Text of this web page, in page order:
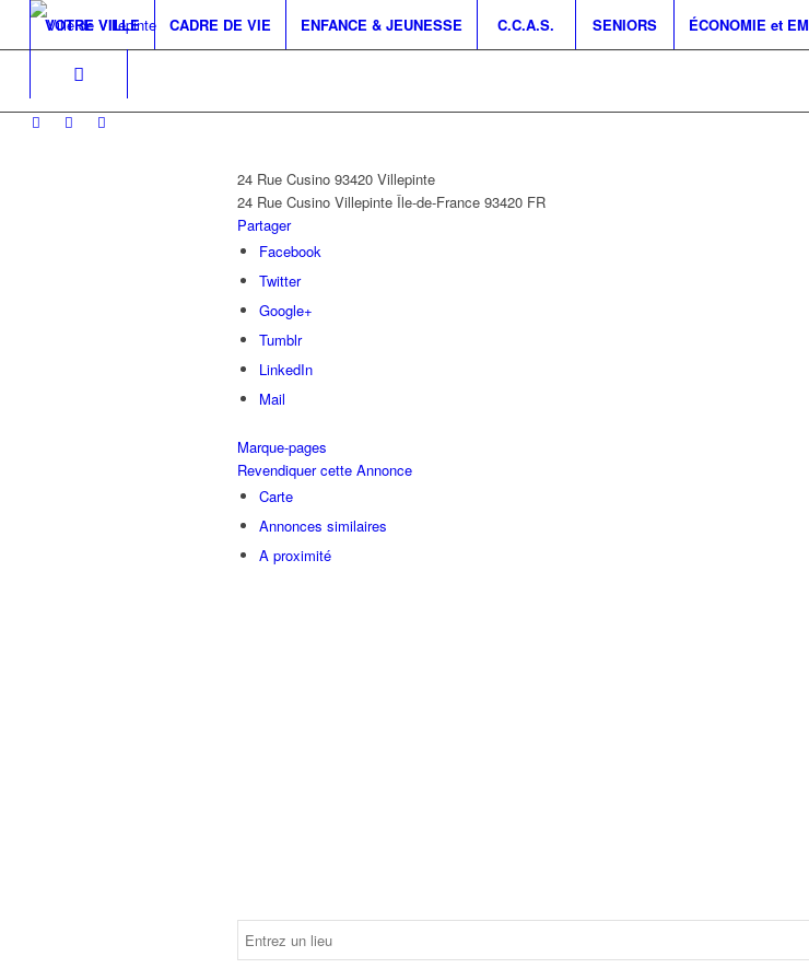
VOTRE VILLE CADRE DE VIE ENFANCE & JEUNESSE C.C.A.S. SENIORS ÉCONOMIE et
24 Rue Cusino 93420 Villepinte
24 Rue Cusino Villepinte Île-de-France 93420 FR
Partager
Facebook
Twitter
Google+
Tumblr
LinkedIn
Mail
Marque-pages
Revendiquer cette Annonce
Carte
Annonces similaires
A proximité